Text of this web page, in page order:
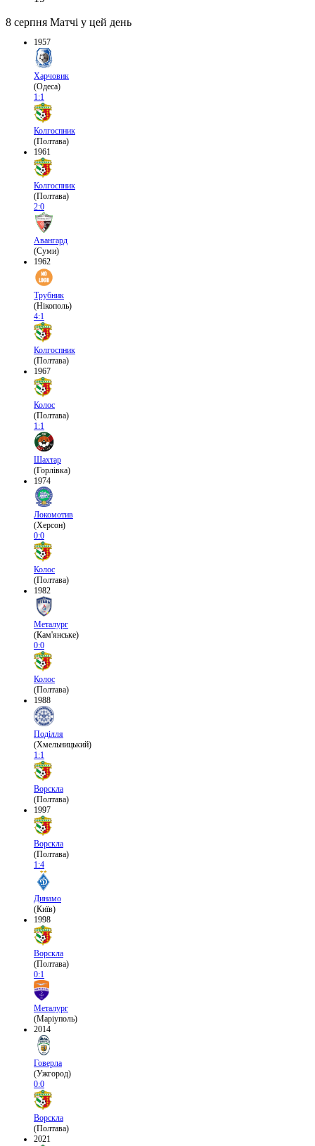
8 серпня Матчі у цей день
1957
Харчовик
(Одеса)
1:1
Колгоспник
(Полтава)
1961
Колгоспник
(Полтава)
2:0
Авангард
(Суми)
1962
Трубник
(Нікополь)
4:1
Колгоспник
(Полтава)
1967
Колос
(Полтава)
1:1
Шахтар
(Горлівка)
1974
Локомотив
(Херсон)
0:0
Колос
(Полтава)
1982
Металург
(Кам'янське)
0:0
Колос
(Полтава)
1988
Поділля
(Хмельницький)
1:1
Ворскла
(Полтава)
1997
Ворскла
(Полтава)
1:4
Динамо
(Київ)
1998
Ворскла
(Полтава)
0:1
Металург
(Маріуполь)
2014
Говерла
(Ужгород)
0:0
Ворскла
(Полтава)
2021